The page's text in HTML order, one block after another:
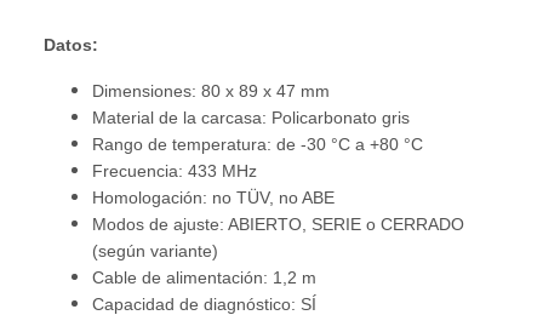
Datos:
Dimensiones: 80 x 89 x 47 mm
Material de la carcasa: Policarbonato gris
Rango de temperatura: de -30 °C a +80 °C
Frecuencia: 433 MHz
Homologación: no TÜV, no ABE
Modos de ajuste: ABIERTO, SERIE o CERRADO
(según variante)
Cable de alimentación: 1,2 m
Capacidad de diagnóstico: SÍ